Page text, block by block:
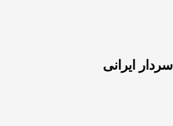
سردار ايرانى